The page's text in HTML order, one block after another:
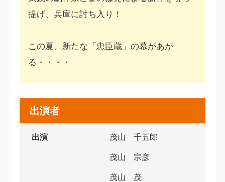
提げ、兵庫に討ち入り！
この夏、新たな「忠臣蔵」の幕があが
る・・・・
出演者
出演 茂山 千五郎
茂山 宗彦
茂山 茂